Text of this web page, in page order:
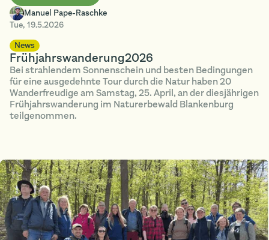
Manuel Pape-Raschke
Tue, 19.5.2026
News
Frühjahrswanderung2026
Bei strahlendem Sonnenschein und besten Bedingungen
für eine ausgedehnte Tour durch die Natur haben 20
Wanderfreudige am Samstag, 25. April, an der diesjährigen
Frühjahrswanderung im Naturerbewald Blankenburg
teilgenommen.